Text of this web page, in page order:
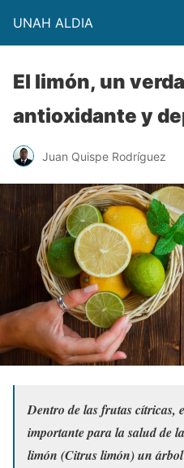
UNAH ALDIA
El limón, un
antioxidante y
Juan Quispe Rodríguez
Dentro de las frutas cítricas,
importante para la salud de
limón (Citrus limón) un